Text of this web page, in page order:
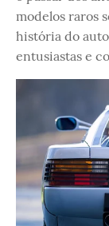
modelos raros
história do
entusiastas e